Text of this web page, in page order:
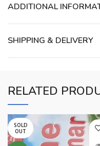
ADDITIONAL
SHIPPING & DELIVERY
RELATED
SOLD
OUT